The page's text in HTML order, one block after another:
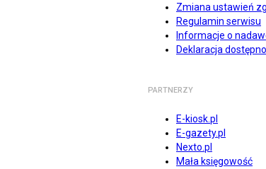
Zmiana ustawień
Regulamin serwisu
Informacje o
Deklaracja
PARTNERZY
E-kiosk.pl
E-gazety.pl
Nexto.pl
Mała księgowość